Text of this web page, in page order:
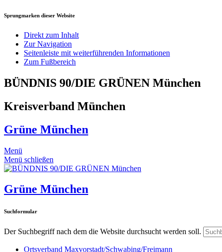
Sprungmarken dieser Website
Direkt zum Inhalt
Zur Navigation
Seitenleiste mit weiterführenden Informationen
Zum Fußbereich
BÜNDNIS 90/DIE GRÜNEN München
Kreisverband München
Grüne München
Menü
Menü schließen
Grüne München
Suchformular
Der Suchbegriff nach dem die Website durchsucht werden soll.
Ortsverband Maxvorstadt/Schwabing/Freimann